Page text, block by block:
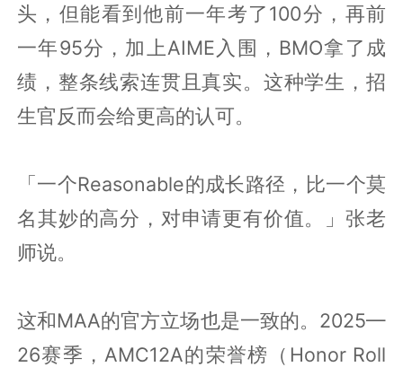
头，但能看到他前一年考了100分，再前
一年95分，加上AIME入围，BMO拿了成
绩，整条线索连贯且真实。这种学生，招
生官反而会给更高的认可。
「一个Reasonable的成长路径，比一个莫
名其妙的高分，对申请更有价值。」张老
师说。
这和MAA的官方立场也是一致的。2025—
26赛季，AMC12A的荣誉榜（Honor Roll